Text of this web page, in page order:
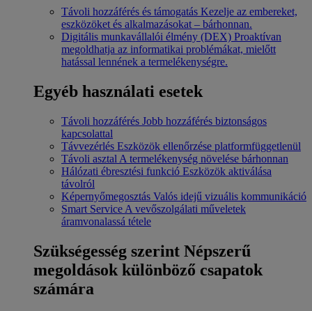
Távoli hozzáférés és támogatás Kezelje az embereket,
eszközöket és alkalmazásokat – bárhonnan.
Digitális munkavállalói élmény (DEX) Proaktívan
megoldhatja az informatikai problémákat, mielőtt
hatással lennének a termelékenységre.
Egyéb használati esetek
Távoli hozzáférés Jobb hozzáférés biztonságos
kapcsolattal
Távvezérlés Eszközök ellenőrzése platformfüggetlenül
Távoli asztal A termelékenység növelése bárhonnan
Hálózati ébresztési funkció Eszközök aktiválása
távolról
Képernyőmegosztás Valós idejű vizuális kommunikáció
Smart Service A vevőszolgálati műveletek
áramvonalassá tétele
Szükségesség szerint Népszerű
megoldások különböző csapatok
számára